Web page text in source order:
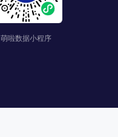
萌啦数据小程序